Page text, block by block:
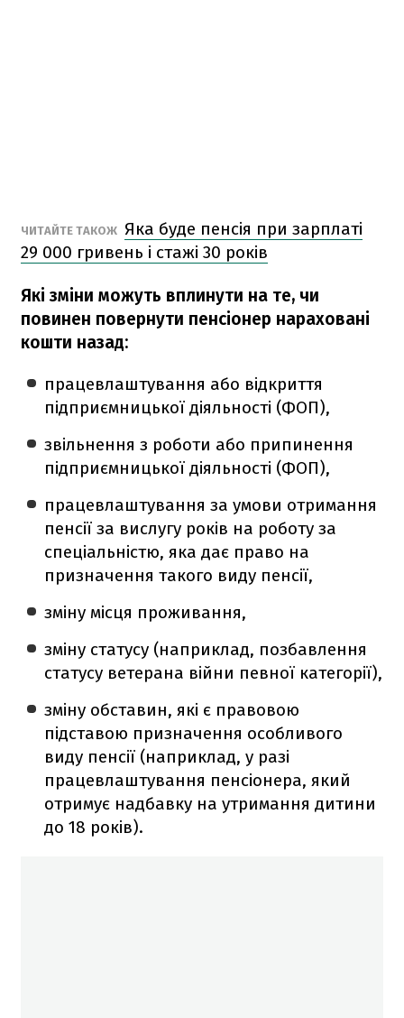
ЧИТАЙТЕ ТАКОЖ Яка буде пенсія при зарплаті
29 000 гривень і стажі 30 років
Які зміни можуть вплинути на те, чи
повинен повернути пенсіонер нараховані
кошти назад:
працевлаштування або відкриття
підприємницької діяльності (ФОП),
звільнення з роботи або припинення
підприємницької діяльності (ФОП),
працевлаштування за умови отримання
пенсії за вислугу років на роботу за
спеціальністю, яка дає право на
призначення такого виду пенсії,
зміну місця проживання,
зміну статусу (наприклад, позбавлення
статусу ветерана війни певної категорії),
зміну обставин, які є правовою
підставою призначення особливого
виду пенсії (наприклад, у разі
працевлаштування пенсіонера, який
отримує надбавку на утримання дитини
до 18 років).